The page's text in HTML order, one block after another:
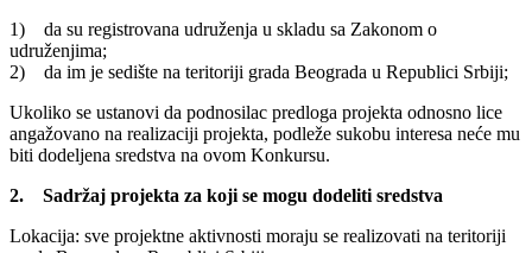
1) da su registrovana udruženja u skladu sa Zakonom o
udruženjima;
2) da im je sedište na teritoriji grada Beograda u Republici Srbiji;
Ukoliko se ustanovi da podnosilac predloga projekta odnosno lice
angažovano na realizaciji projekta, podleže sukobu interesa neće mu
biti dodeljena sredstva na ovom Konkursu.
2. Sadržaj projekta za koji se mogu dodeliti sredstva
Lokacija: sve projektne aktivnosti moraju se realizovati na teritoriji